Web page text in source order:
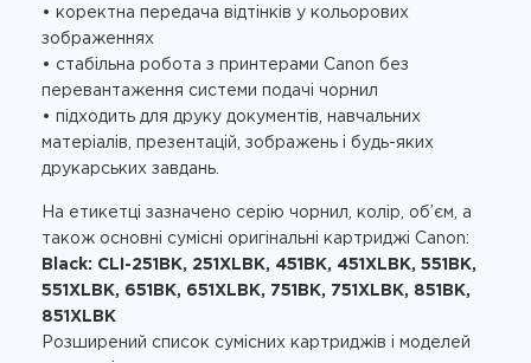
• коректна передача відтінків у кольорових
зображеннях
• стабільна робота з принтерами Canon без
перевантаження системи подачі чорнил
• підходить для друку документів, навчальних
матеріалів, презентацій, зображень і будь-яких
друкарських завдань.
На етикетці зазначено серію чорнил, колір, об’єм, а
також основні сумісні оригінальні картриджі Canon:
Black: CLI-251BK, 251XLBK, 451BK, 451XLBK, 551BK,
551XLBK, 651BK, 651XLBK, 751BK, 751XLBK, 851BK,
851XLBK
Розширений список сумісних картриджів і моделей